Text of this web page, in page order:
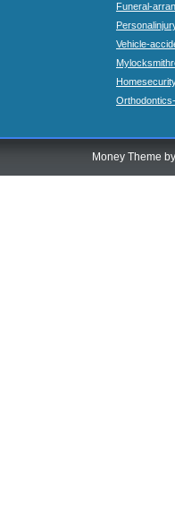
Funeral-
Vehicle-
Money Theme by